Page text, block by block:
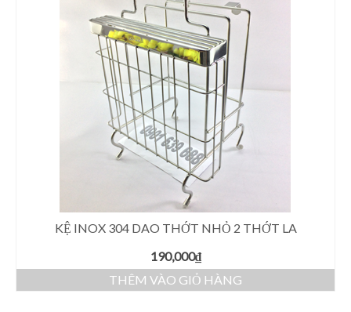
KỆ INOX 304 DAO THỚT NHỎ 2 THỚT LA
190,000₫
THÊM VÀO GIỎ HÀNG